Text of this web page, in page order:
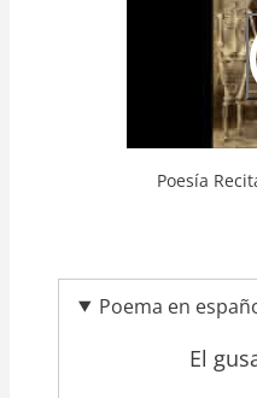
Poesía
Poema en
El